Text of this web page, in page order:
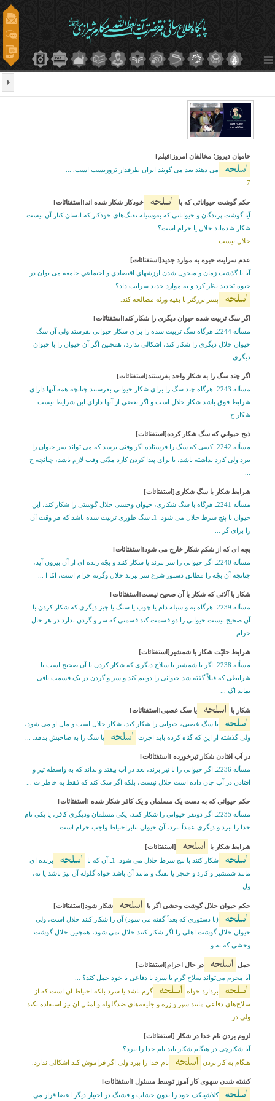
حامیان دیروز؛ مخالفان امروز[فیلم]
اسلحه
می دهند بعد می گویند ایران طرفدار تروریست است. ...
7
حکم گوشت حیواناتی که با اسلحه
خودکار شکار شده اند[استفتائات]
آیا گوشت پرندگان و حیواناتی که به‌وسیله تفنگ‌های خودکار که انسان کنار آن نیست
شکار شده‌اند حلال یا حرام است؟ ...
حلال نیست.
عدم سرایت حبوه به موارد جدید[استفتائات]
آيا با گذشت زمان و متحول شدن ارزشهاي اقتصادي و اجتماعي جامعه می توان در
حبوه تجدید نظر کرد و به موارد جدید سرایت داد؟ ...
اسلحه پسر بزرگتر با بقیه ورثه مصالحه کند.
اگر سگ تربيت شده حيوان ديگرى را شکار کند[استفتائات]
مسأله 2244ـ هرگاه سگ تربيت شده را براى شکار حيوانى بفرستد ولى آن سگ
حيوان حلال ديگرى را شکار کند، اشکالى ندارد، همچنين اگر آن حيوان را با حيوان
ديگرى ...
اگر چند سگ را به شکار واحد بفرستند[استفتائات]
مسأله 2243ـ هرگاه چند سگ را براى شکار حيوانى بفرستند چنانچه همه آنها داراى
شرايط فوق باشد شکار حلال است و اگر بعضى از آنها داراى اين شرايط نيست
شکار ح ...
ذبح حيواني که سگ شکار کرده[استفتائات]
مسأله 2242ـ کسى که سگ را فرستاده اگر وقتى برسد که مى تواند سر حيوان را
ببرد ولى کارد نداشته باشد، يا براى پيدا کردن کارد مدّتى وقت لازم باشد، چنانچه ح
...
شرايط شکار با سگ شکارى[استفتائات]
مسأله 2241ـ هرگاه با سگ شکارى، حيوان وحشى حلال گوشتى را شکار کند، اين
حيوان با پنج شرط حلال مى شود: 1ـ سگ طورى تربيت شده باشد که هر وقت آن
را براى گر ...
بچه اى که از شکم شکار خارج مى شود[استفتائات]
مسأله 2240ـ اگر حيوانى را سر ببرند يا شکار کنند و بچّه زنده اى از آن بيرون آيد،
چنانچه آن بچّه را مطابق دستور شرع سر ببرند حلال وگرنه حرام است، امّا ا ...
شکار با آلاتى که شکار با آن صحيح نيست[استفتائات]
مسأله 2239ـ هرگاه به و سيله دام يا چوب يا سنگ يا چيز ديگرى که شکار کردن با
آن صحيح نيست حيوانى را دو قسمت کند قسمتى که سر و گردن ندارد در هر حال
حرام ...
شرايط حليّت شکار با شمشير[استفتائات]
مسأله 2238ـ اگر با شمشير يا سلاح ديگرى که شکار کردن با آن صحيح است با
شرايطى که قبلاً گفته شد حيوانى را دونيم کند و سر و گردن در يک قسمت باقى
بماند اگ ...
شکار با اسلحه يا سگ غصبى[استفتائات]
اسلحه
يا سگ غصبى، حيوانى را شکار کند، شکار حلال است و مال او مى شود،
ولى گذشته از اين که گناه کرده بايد اجرت
اسلحه يا سگ را به صاحبش بدهد. ...
در آب افتادن شکار تيرخورده [استفتائات]
مسأله 2236ـ اگر حيوانى را با تير بزند، بعد در آب بيفتد و بداند که به واسطه تير و
افتادن در آب جان داده است حلال نيست، بلکه اگر شک کند که فقط به خاطر ت ...
حکم حيواني که به دست يک مسلمان و يک کافر شکار شده [استفتائات]
مسأله 2235ـ اگر دونفر حيوانى را شکار کنند، يکى مسلمان وديگرى کافر، يا يکى نام
خدا را ببرد و ديگرى عمداً نبرد، آن حيوان بنابراحتياط واجب حرام است. ...
شرايط شکار با اسلحه [استفتائات]
اسلحه شکار کنند با پنج شرط حلال مى شود: 1ـ آن که با اسلحه
برنده اى
مانند شمشير و کارد و خنجر يا تفنگ و مانند آن باشد خواه گلوله آن تيز باشد يا نه،
ول ... ...
حکم حيوان حلال گوشت وحشى اگر با اسلحه شکار شود[استفتائات]
اسلحه
(با دستورى که بعداً گفته مى شود) آن را شکار کنند حلال است، ولى
حيوان حلال گوشت اهلى را اگر شکار کنند حلال نمى شود، همچنين حلال گوشت
وحشى که به و ... ...
حمل اسلحه
در حال احرام[استفتائات]
آیا محرم می‌تواند سلاح گرم یا سرد یا دفاعی با خود حمل کند؟ ...
اسلحه بردارد خواه اسلحه
گرم باشد یا سرد بلکه احتیاط ان است که از
سلاح‌های دفاعى مانند سپر و زره و جلیقه‌هاى ضدگلوله و امثال ان نیز استفاده نکند
ولى در ...
لزوم بردن نام خدا در شکار [استفتائات]
آیا شکارچی در هنگام شکار باید نام خدا را ببرد؟ ...
هنگام به کار بردن
اسلحه نام خدا را ببرد ولى اگر فراموش کند اشکالى ندارد.
کشته شدن سهوی کار آموز توسط مسئول [استفتائات]
اسلحه کلاشینکف خود را بدون خشاب و فشنگ در اختیار دیگر اعضا قرار مى